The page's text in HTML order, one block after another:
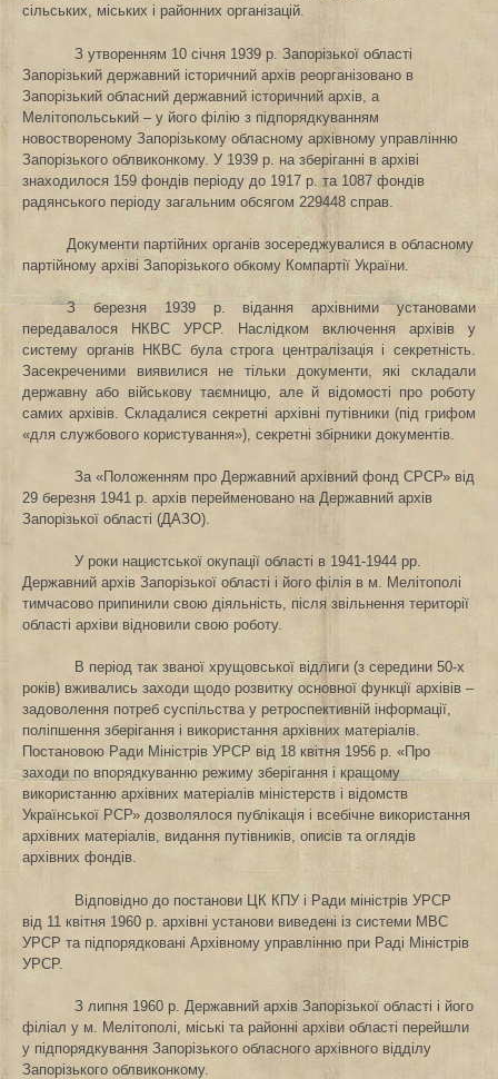
сільських, міських і районних організацій.
З утворенням 10 січня 1939 р. Запорізької області
Запорізький державний історичний архів реорганізовано в
Запорізький обласний державний історичний архів, а
Мелітопольський – у його філію з підпорядкуванням
новоствореному Запорізькому обласному архівному управлінню
Запорізького облвиконкому. У 1939 р. на зберіганні в архіві
знаходилося 159 фондів періоду до 1917 р. та 1087 фондів
радянського періоду загальним обсягом 229448 справ.
Документи партійних органів зосереджувалися в обласному
партійному архіві Запорізького обкому Компартії України.
З березня 1939 р. відання архівними установами
передавалося НКВС УРСР. Наслідком включення архівів у
систему органів НКВС була строга централізація і секретність.
Засекреченими виявилися не тільки документи, які складали
державну або військову таємницю, але й відомості про роботу
самих архівів. Складалися секретні архівні путівники (під грифом
«для службового користування»), секретні збірники документів.
За «Положенням про Державний архівний фонд СРСР» від
29 березня 1941 р. архів перейменовано на Державний архів
Запорізької області (ДАЗО).
У роки нацистської окупації області в 1941-1944 рр.
Державний архів Запорізької області і його філія в м. Мелітополі
тимчасово припинили свою діяльність, після звільнення території
області архіви відновили свою роботу.
В період так званої хрущовської відлиги (з середини 50-х
років) вживались заходи щодо розвитку основної функції архівів –
задоволення потреб суспільства у ретроспективній інформації,
поліпшення зберігання і використання архівних матеріалів.
Постановою Ради Міністрів УРСР від 18 квітня 1956 р. «Про
заходи по впорядкуванню режиму зберігання і кращому
використанню архівних матеріалів міністерств і відомств
Української РСР» дозволялося публікація і всебічне використання
архівних матеріалів, видання путівників, описів та оглядів
архівних фондів.
Відповідно до постанови ЦК КПУ і Ради міністрів УРСР
від 11 квітня 1960 р. архівні установи виведені із системи МВС
УРСР та підпорядковані Архівному управлінню при Раді Міністрів
УРСР.
З липня 1960 р. Державний архів Запорізької області і його
філіал у м. Мелітополі, міські та районні архіви області перейшли
у підпорядкування Запорізького обласного архівного відділу
Запорізького облвиконкому.